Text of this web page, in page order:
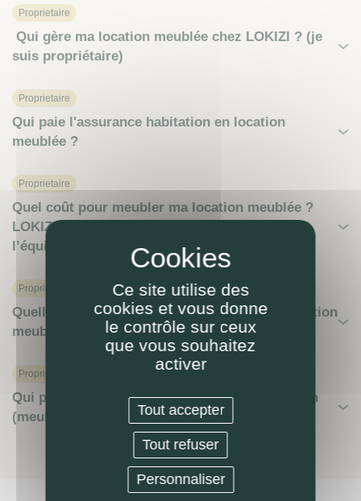
Proprietaire
Qui gère ma location meublée chez LOKIZI ? (je
suis propriétaire)
Proprietaire
Qui paie l'assurance habitation en location
meublée ?
Proprietaire
Quel coût pour meubler ma location meublée ?
LOKIZI peut-elle assurer l’ameublement /
l’équipement mobilier à ma place ?
Proprietaire
Quelle(s) démarche(s) pour faire gérer ma location
meublée par LOKIZI ?
Proprietaire
Qui paie la taxe d’habitation pendant la location
(meublée) ?
Ce site utilise des
cookies et vous donne
le contrôle sur ceux
que vous souhaitez
activer
Tout accepter
Tout refuser
Personnaliser